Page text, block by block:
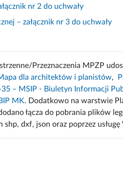
nr 2 do uchwały
– załącznik nr 3 do uchwały
Przeznaczenia MPZP
dla architektów i planistów,
35 – MSIP - Biuletyn Informacji
MK. Dodatkowo na warstwie
łącza do pobrania plików
dxf, json oraz poprzez usługę